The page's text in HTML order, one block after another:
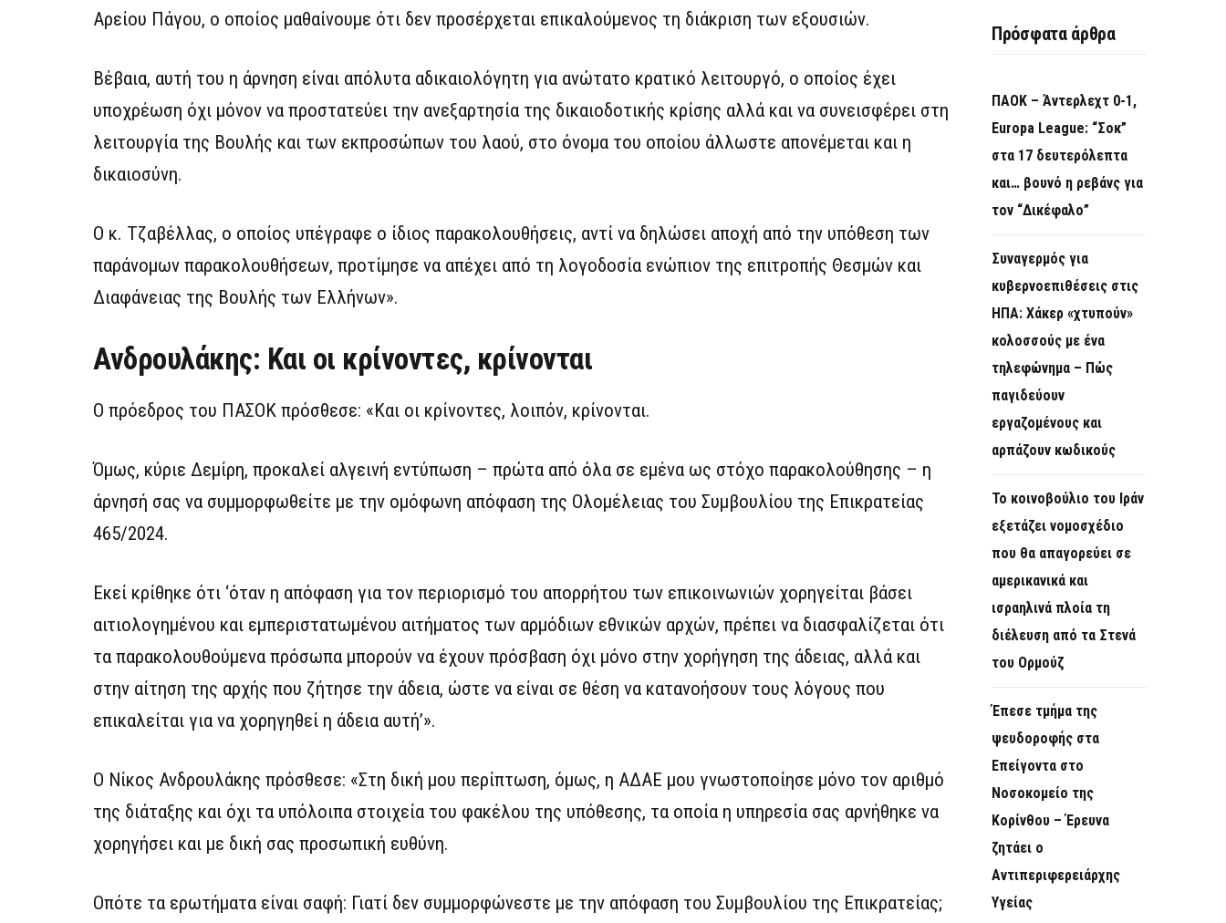
Αρείου Πάγου, ο οποίος μαθαίνουμε ότι δεν προσέρχεται επικαλούμενος τη διάκριση των εξουσιών.
Βέβαια, αυτή του η άρνηση είναι απόλυτα αδικαιολόγητη για ανώτατο κρατικό λειτουργό, ο οποίος έχει
υποχρέωση όχι μόνον να προστατεύει την ανεξαρτησία της δικαιοδοτικής κρίσης αλλά και να συνεισφέρει στη
λειτουργία της Βουλής και των εκπροσώπων του λαού, στο όνομα του οποίου άλλωστε απονέμεται και η
δικαιοσύνη.
Ο κ. Τζαβέλλας, ο οποίος υπέγραφε ο ίδιος παρακολουθήσεις, αντί να δηλώσει αποχή από την υπόθεση των
παράνομων παρακολουθήσεων, προτίμησε να απέχει από τη λογοδοσία ενώπιον της επιτροπής Θεσμών και
Διαφάνειας της Βουλής των Ελλήνων».
Ανδρουλάκης: Και οι κρίνοντες, κρίνονται
Ο πρόεδρος του ΠΑΣΟΚ πρόσθεσε: «Και οι κρίνοντες, λοιπόν, κρίνονται.
Όμως, κύριε Δεμίρη, προκαλεί αλγεινή εντύπωση – πρώτα από όλα σε εμένα ως στόχο παρακολούθησης – η
άρνησή σας να συμμορφωθείτε με την ομόφωνη απόφαση της Ολομέλειας του Συμβουλίου της Επικρατείας
465/2024.
Εκεί κρίθηκε ότι ‘όταν η απόφαση για τον περιορισμό του απορρήτου των επικοινωνιών χορηγείται βάσει
αιτιολογημένου και εμπεριστατωμένου αιτήματος των αρμόδιων εθνικών αρχών, πρέπει να διασφαλίζεται ότι
τα παρακολουθούμενα πρόσωπα μπορούν να έχουν πρόσβαση όχι μόνο στην χορήγηση της άδειας, αλλά και
στην αίτηση της αρχής που ζήτησε την άδεια, ώστε να είναι σε θέση να κατανοήσουν τους λόγους που
επικαλείται για να χορηγηθεί η άδεια αυτή’».
Ο Νίκος Ανδρουλάκης πρόσθεσε: «Στη δική μου περίπτωση, όμως, η ΑΔΑΕ μου γνωστοποίησε μόνο τον αριθμό
της διάταξης και όχι τα υπόλοιπα στοιχεία του φακέλου της υπόθεσης, τα οποία η υπηρεσία σας αρνήθηκε να
χορηγήσει και με δική σας προσωπική ευθύνη.
Οπότε τα ερωτήματα είναι σαφή: Γιατί δεν συμμορφώνεστε με την απόφαση του Συμβουλίου της Επικρατείας;
Πρόσφατα άρθρα
ΠΑΟΚ – Άντερλεχτ 0-1,
Europa League: “Σοκ”
στα 17 δευτερόλεπτα
και… βουνό η ρεβάνς για
τον “Δικέφαλο”
Συναγερμός για
κυβερνοεπιθέσεις στις
ΗΠΑ: Χάκερ «χτυπούν»
κολοσσούς με ένα
τηλεφώνημα – Πώς
παγιδεύουν
εργαζομένους και
αρπάζουν κωδικούς
Το κοινοβούλιο του Ιράν
εξετάζει νομοσχέδιο
που θα απαγορεύει σε
αμερικανικά και
ισραηλινά πλοία τη
διέλευση από τα Στενά
του Ορμούζ
Έπεσε τμήμα της
ψευδοροφής στα
Επείγοντα στο
Νοσοκομείο της
Κορίνθου – Έρευνα
ζητάει ο
Αντιπεριφερειάρχης
Υγείας